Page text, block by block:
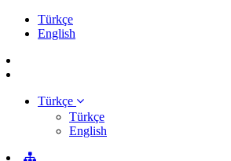
Türkçe
English
Türkçe
Türkçe
English